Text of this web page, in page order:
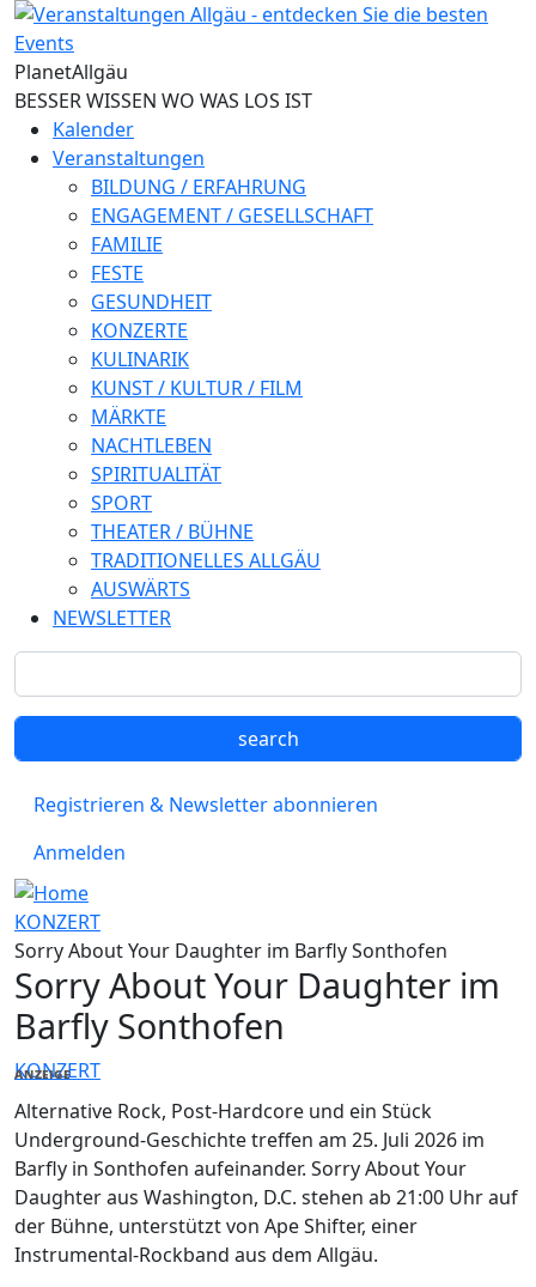
Direkt zum Inhalt
PlanetAllgäu
BESSER WISSEN WO WAS LOS IST
Kalender
Veranstaltungen
BILDUNG / ERFAHRUNG
ENGAGEMENT / GESELLSCHAFT
FAMILIE
FESTE
GESUNDHEIT
KONZERTE
KULINARIK
KUNST / KULTUR / FILM
MÄRKTE
NACHTLEBEN
SPIRITUALITÄT
SPORT
THEATER / BÜHNE
TRADITIONELLES ALLGÄU
AUSWÄRTS
NEWSLETTER
Registrieren & Newsletter abonnieren
Anmelden
KONZERT
Sorry About Your Daughter im Barfly Sonthofen
Sorry About Your Daughter im
Barfly Sonthofen
KONZERT
ANZEIGE
Alternative Rock, Post-Hardcore und ein Stück
Underground-Geschichte treffen am 25. Juli 2026 im
Barfly in Sonthofen aufeinander. Sorry About Your
Daughter aus Washington, D.C. stehen ab 21:00 Uhr auf
der Bühne, unterstützt von Ape Shifter, einer
Instrumental-Rockband aus dem Allgäu.